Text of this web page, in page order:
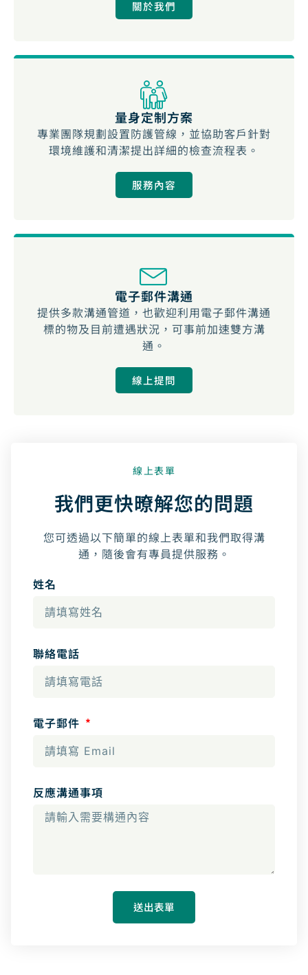
關於我們
量身定制方案
專業團隊規劃設置防護管線，並協助客戶針對
環境維護和清潔提出詳細的檢查流程表。
服務內容
電子郵件溝通
提供多款溝通管道，也歡迎利用電子郵件溝通
標的物及目前遭遇狀況，可事前加速雙方溝
通。
線上提問
線上表單
我們更快暸解您的問題
您可透過以下簡單的線上表單和我們取得溝
通，隨後會有專員提供服務。
姓名
聯絡電話
電子郵件
反應溝通事項
送出表單